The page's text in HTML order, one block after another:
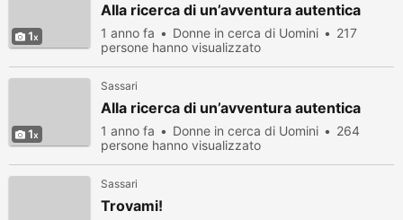
1
Alla ricerca di un’avventura autentica
1 anno fa Donne in cerca di Uomini
217
persone hanno visualizzato
1
Sassari
Alla ricerca di un’avventura autentica
1 anno fa Donne in cerca di Uomini
264
persone hanno visualizzato
Sassari
Trovami!